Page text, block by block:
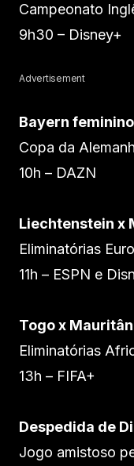
Campeonato
9h30 – Disney+
Advertisement
Bayern
Copa da
10h – DAZN
Liechtenstein x
Eliminatórias
11h – ESPN e
Togo x
Eliminatórias
13h – FIFA+
Despedida de
Jogo amistoso